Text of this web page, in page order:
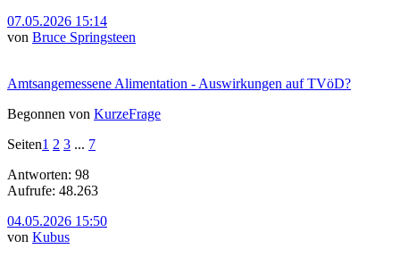
07.05.2026 15:14
von Bruce Springsteen
Amtsangemessene Alimentation - Auswirkungen auf TVöD?
Begonnen von KurzeFrage
Seiten1 2 3 ... 7
Antworten: 98
Aufrufe: 48.263
04.05.2026 15:50
von Kubus